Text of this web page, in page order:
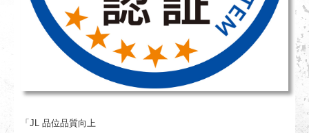
「JL 品位品質向上